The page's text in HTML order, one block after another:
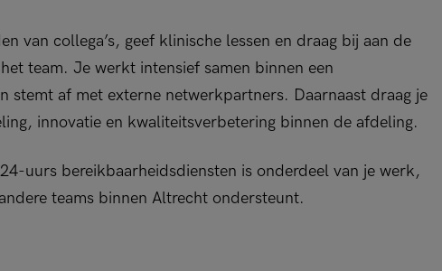
van collega’s, geef klinische lessen en draag bij aan de
team. Je werkt intensief samen binnen een
stemt af met externe netwerkpartners. Daarnaast draag je
innovatie en kwaliteitsverbetering binnen de afdeling.
uurs bereikbaarheidsdiensten is onderdeel van je werk,
teams binnen Altrecht ondersteunt.